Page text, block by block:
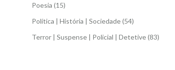
Poesia (15)
Política | História | Sociedade(54)
Terror | Suspense | Policial | Detetive(83)